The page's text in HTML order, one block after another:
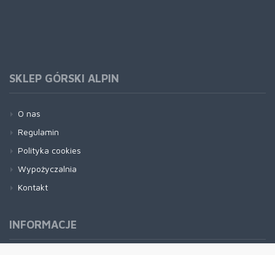
SKLEP GÓRSKI ALPIN
O nas
Regulamin
Polityka cookies
Wypożyczalnia
Kontakt
INFORMACJE